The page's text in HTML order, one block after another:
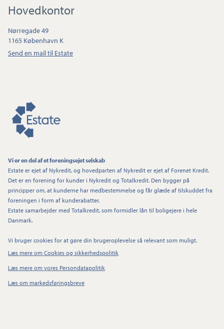
Hovedkontor
Nørregade 49
1165 København K
Send en mail til Estate
Vi er en del af et foreningsejet selskab
Estate er ejet af Nykredit, og hovedparten af Nykredit er ejet af Forenet Kredit.
Det er en forening for kunder i Nykredit og Totalkredit. Den bygger på
principper om, at kunderne har medbestemmelse og får glæde af tilskuddet fra
foreningen i form af kunderabatter.
Estate samarbejder med Totalkredit, som formidler lån til boligejere i hele
Danmark.
Vi bruger cookies for at gøre din brugeroplevelse så relevant som muligt.
Læs mere om Cookies og sikkerhedspolitik
Læs mere om vores Persondatapolitik
Læs om markedsføringsbreve